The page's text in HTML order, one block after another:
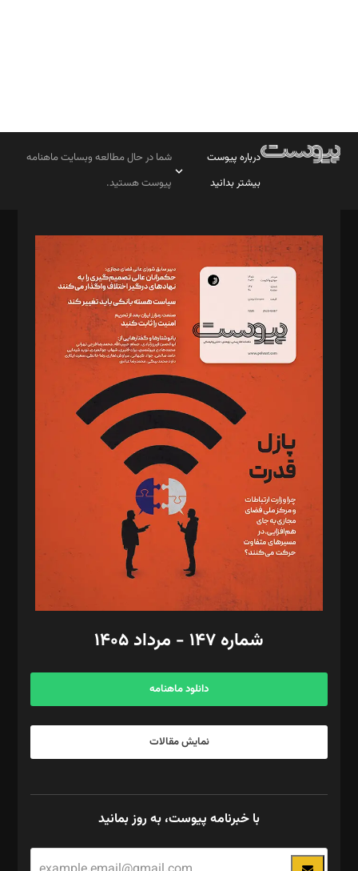
درباره پیوست
بیشتر بدانید
شما در حال مطالعه وبسایت ماهنامه
پیوست هستید.
مدیر مسئول: محمدباقر اثنی‌عشری
سردبیر: مهرک محمودی
دبیر تحریریه: میثم قاسمی
د‌بیر ناداستان: سمانه سمیع
د‌بیر خدمت و تجارت: ابوالفضل رجبی
د‌بیر حقوق فناوری: حسام‌الدین ایپکچی
د‌بیر پیوست جهان: مینا پاکدل
د‌بیر تحریریه آنلاین: بابک نقاش
تحریریه‌: مجتبی محمود‌ی، آرش برهمند، یسنا امان‌پور، سروش کرمیان،
مصطفی مسجدی آرانی، ابوالفضل رجبی، زهرا فکرانه، فائزه فتحی
رستمی،مصطفی باستان
ویرایش: نگار استاد‌‌آقا
طراح یونیفرم: مجید توکلی
فیلمبرداری و عکاسی: امیر شفیعی، مانی لطفی زاده
گرافیک و صفحه‌آرایی: سید‌سبحان‌علی ثابت
مد‌یر توسعه تجاری: کامبیز برید‌
امور مالی: شاپور رهبری، محمد‌ کاظمی‌نیا
آگهی و مشترکین: ۰۹۱۹۹۹۹۰۴۵۴
شماره ۱۴۷ - مرداد ۱۴۰۵
دانلود ماهنامه
نمایش مقالات
با خبرنامه پیوست، به روز بمانید